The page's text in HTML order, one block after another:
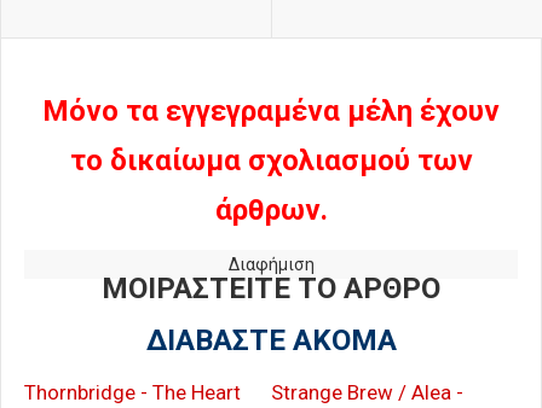
Μόνο τα εγγεγραμένα μέλη έχουν
το δικαίωμα σχολιασμού των
άρθρων.
Διαφήμιση
ΜΟΙΡΑΣΤΕΙΤΕ ΤΟ ΑΡΘΡΟ
ΔΙΑΒΑΣΤΕ ΑΚΟΜΑ
Thornbridge - The Heart
Strange Brew / Alea -